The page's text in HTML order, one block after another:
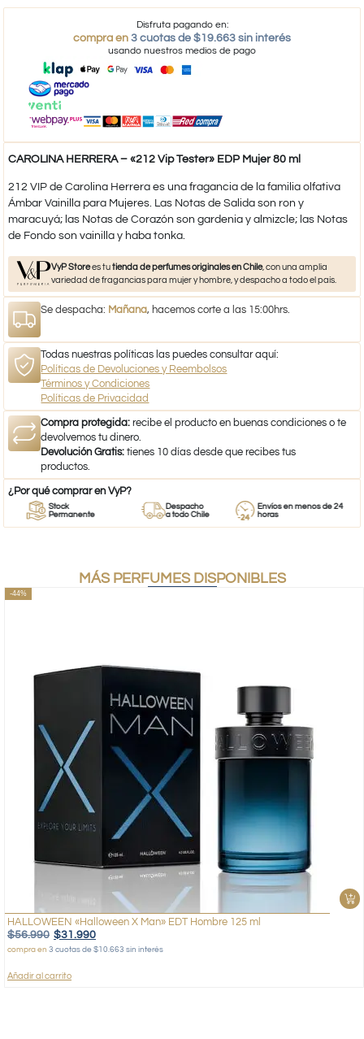
Disfruta pagando en:
compra en 3 cuotas de $19.663 sin interés
usando nuestros medios de pago
CAROLINA HERRERA – «212 Vip Tester» EDP Mujer 80 ml
212 VIP de Carolina Herrera es una fragancia de la familia olfativa
Ámbar Vainilla para Mujeres. Las Notas de Salida son ron y
maracuyá; las Notas de Corazón son gardenia y almizcle; las Notas
de Fondo son vainilla y haba tonka.
VyP Storees tutienda de perfumes originales en Chile, con una amplia
variedad de fragancias para mujer y hombre, y despacho a todo el país.
Se despacha: Mañana, hacemos corte a las 15:00hrs.
Todas nuestras políticas las puedes consultar aquí:
Políticas de Devoluciones y Reembolsos
Términos y Condiciones
Políticas de Privacidad
Compra protegida: recibe el producto en buenas condiciones o te
devolvemos tu dinero.
Devolución Gratis: tienes 10 días desde que recibes tus
productos.
¿Por qué comprar en VyP?
Stock
Permanente
Despacho
a todo Chile
Envíos en menos de 24
horas
MÁS PERFUMES DISPONIBLES
-44%
HALLOWEEN «Halloween X Man» EDT Hombre 125 ml
$56.990 $31.990
compra en 3 cuotas de $10.663 sin interés
Añadir al carrito